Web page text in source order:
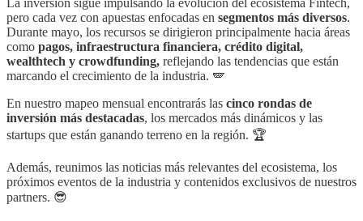
pero cada vez con apuestas enfocadas en segmentos más diversos.
Durante mayo, los recursos se dirigieron principalmente hacia áreas
como pagos, infraestructura financiera, crédito digital,
wealthtech y crowdfunding, reflejando las tendencias que están
marcando el crecimiento de la industria. 🪽
En nuestro mapeo mensual encontrarás las cinco rondas de
inversión más destacadas, los mercados más dinámicos y las
startups que están ganando terreno en la región. 🏆
Además, reunimos las noticias más relevantes del ecosistema, los
próximos eventos de la industria y contenidos exclusivos de nuestros
partners. 😎